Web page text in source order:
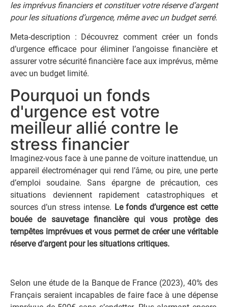
les imprévus financiers et constituer votre réserve d’argent
pour les situations d’urgence, même avec un budget serré.
Meta-description : Découvrez comment créer un fonds
d’urgence efficace pour éliminer l’angoisse financière et
assurer votre sécurité financière face aux imprévus, même
avec un budget limité.
Pourquoi un fonds
d'urgence est votre
meilleur allié contre le
stress financier
Imaginez-vous face à une panne de voiture inattendue, un
appareil électroménager qui rend l’âme, ou pire, une perte
d’emploi soudaine. Sans épargne de précaution, ces
situations deviennent rapidement catastrophiques et
sources d’un stress intense. Le fonds d’urgence est cette
bouée de sauvetage financière qui vous protège des
tempêtes imprévues et vous permet de créer une véritable
réserve d’argent pour les situations critiques.
Selon une étude de la Banque de France (2023), 40% des
Français seraient incapables de faire face à une dépense